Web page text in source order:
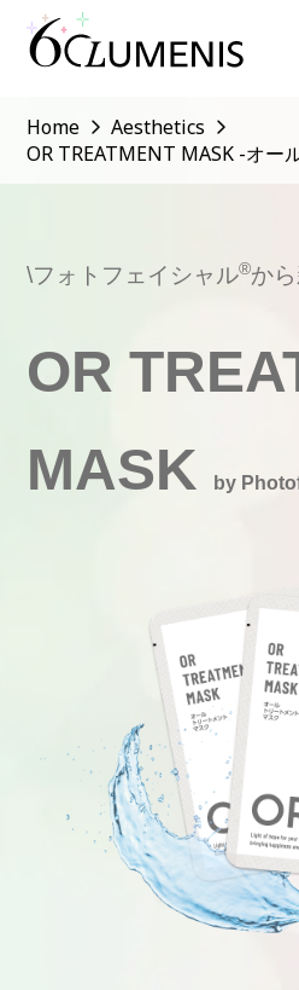
Home
Aesthetics
OR TREATMENT MASK -オー
\フォトフェイシャル®か
OR
MASK
by